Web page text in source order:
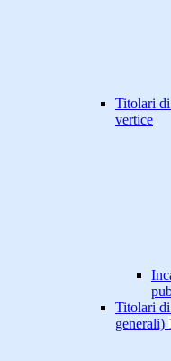
Titolari
vertice
Titolari
generali)